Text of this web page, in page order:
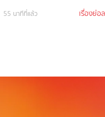
55 นาทีที่แล้ว เรื่องย่อ